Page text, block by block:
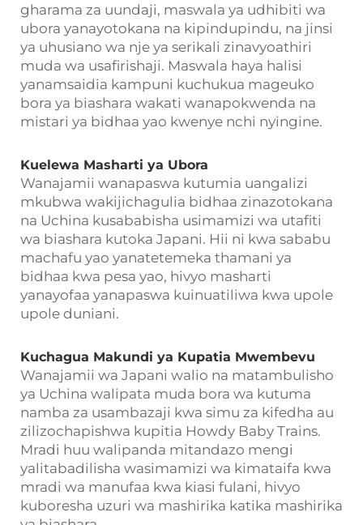
gharama za uundaji, maswala ya udhibiti wa
ubora yanayotokana na kipindupindu, na jinsi
ya uhusiano wa nje ya serikali zinavyoathiri
muda wa usafirishaji. Maswala haya halisi
yanamsaidia kampuni kuchukua mageuko
bora ya biashara wakati wanapokwenda na
mistari ya bidhaa yao kwenye nchi nyingine.
Kuelewa Masharti ya Ubora
Wanajamii wanapaswa kutumia uangalizi
mkubwa wakijichagulia bidhaa zinazotokana
na Uchina kusababisha usimamizi wa utafiti
wa biashara kutoka Japani. Hii ni kwa sababu
machafu yao yanatetemeka thamani ya
bidhaa kwa pesa yao, hivyo masharti
yanayofaa yanapaswa kuinuatiliwa kwa upole
upole duniani.
Kuchagua Makundi ya Kupatia Mwembevu
Wanajamii wa Japani walio na matambulisho
ya Uchina walipata muda bora wa kutuma
namba za usambazaji kwa simu za kifedha au
zilizochapishwa kupitia Howdy Baby Trains.
Mradi huu walipanda mitandazo mengi
yalitabadilisha wasimamizi wa kimataifa kwa
mradi wa manufaa kwa kiasi fulani, hivyo
kuboresha uzuri wa mashirika katika mashirika